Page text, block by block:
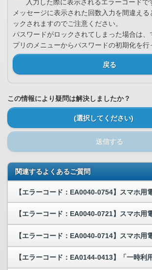
入力した際に表示されるエラーコードで
メッセージに表示された回数入力を間違える
ックされますのでご注意ください。
パスワードがロックされてしまった場合は、
プリのメニューからパスワードの初期化を行
戻る
この情報により疑問は解決しましたか？
(選択してください)
送信する
関連するよくあるご質問